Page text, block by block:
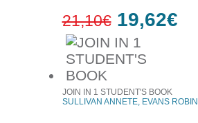
21,10€ 19,62€
JOIN IN 1 STUDENT'S BOOK
SULLIVAN ANNETE, EVANS ROBIN